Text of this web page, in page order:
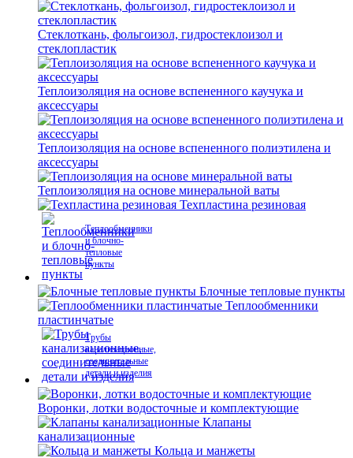
Стеклоткань, фольгоизол, гидростеклоизол и
стеклопластик
Теплоизоляция на основе вспененного каучука и
аксессуары
Теплоизоляция на основе вспененного полиэтилена и
аксессуары
Теплоизоляция на основе минеральной ваты
Техпластина резиновая
Теплообменники
и блочно-
тепловые
пункты
Блочные тепловые пункты
Теплообменники
пластинчатые
Трубы
канализационные,
соединительные
детали и изделия
Воронки, лотки водосточные и комплектующие
Клапаны
канализационные
Кольца и манжеты